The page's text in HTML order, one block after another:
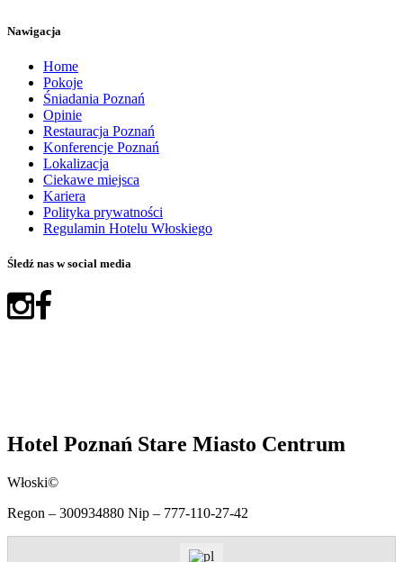
Nawigacja
Home
Pokoje
Śniadania Poznań
Opinie
Restauracja Poznań
Konferencje Poznań
Lokalizacja
Ciekawe miejsca
Kariera
Polityka prywatności
Regulamin Hotelu Włoskiego
Śledź nas w social media
Hotel Poznań Stare Miasto Centrum
Włoski©
Regon – 300934880 Nip – 777-110-27-42